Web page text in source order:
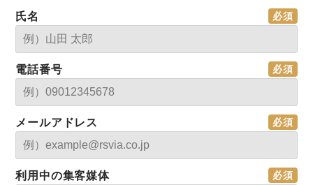
氏名
電話番号
メールアドレス
利用中の集客媒体